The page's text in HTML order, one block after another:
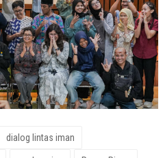
dialog lintas iman